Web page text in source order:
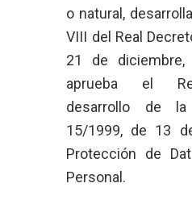
o natural,
VIII del Real
21 de
aprueba el
desarrollo de la
15/1999, de 13
Protección de
Personal.